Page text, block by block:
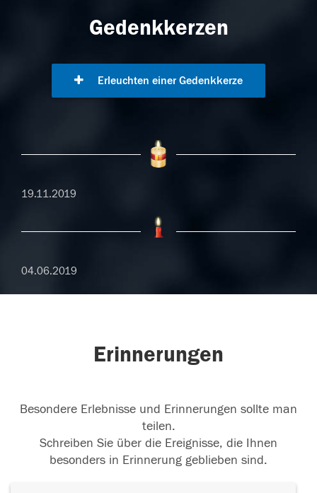
Gedenkkerzen
Erleuchten einer Gedenkkerze
19.11.2019
04.06.2019
Erinnerungen
Besondere Erlebnisse und Erinnerungen sollte man
teilen.
Schreiben Sie über die Ereignisse, die Ihnen
besonders in Erinnerung geblieben sind.